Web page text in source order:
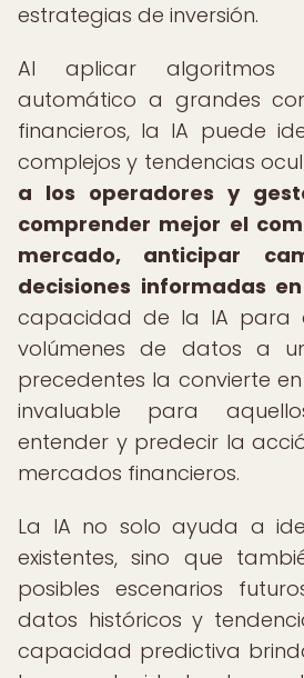
estrategias de inversión.
Al aplicar algoritmos
automático a grandes
financieros, la IA puede
complejos y tendencias
a los operadores y
comprender mejor el
mercado, anticipar
decisiones informadas
capacidad de la IA para
volúmenes de datos a
precedentes la convierte
invaluable para
entender y predecir la
mercados financieros.
La IA no solo ayuda a
existentes, sino que
posibles escenarios
datos históricos y
capacidad predictiva